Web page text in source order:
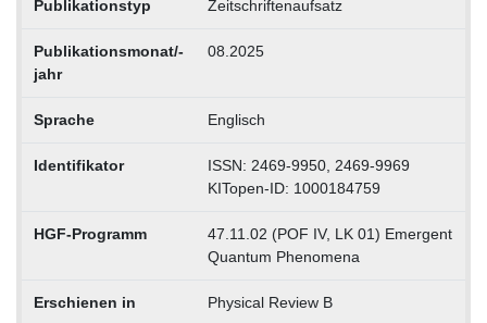
Publikationstyp Zeitschriftenaufsatz
Publikationsmonat/-
jahr
08.2025
Sprache Englisch
Identifikator
ISSN: 2469-9950, 2469-9969
KITopen-ID: 1000184759
HGF-Programm
47.11.02 (POF IV, LK 01) Emergent
Quantum Phenomena
Erschienen in Physical Review B